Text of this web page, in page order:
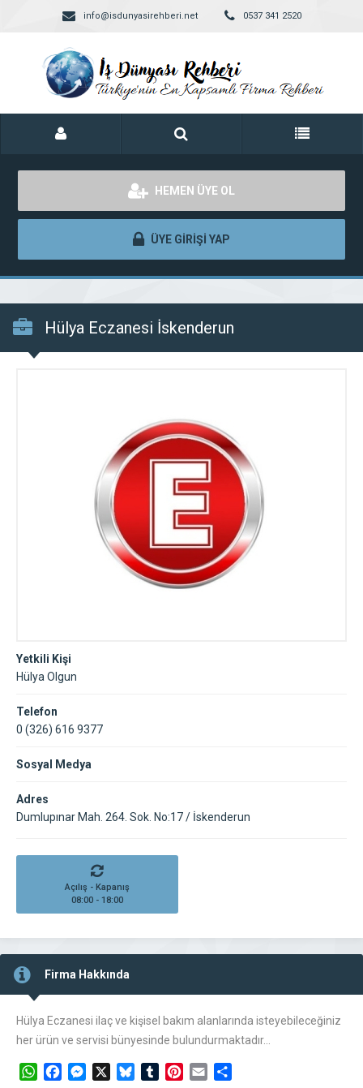
info@isdunyasirehberi.net 0537 341 2520
HEMEN ÜYE OL
ÜYE GİRİŞİ YAP
Hülya Eczanesi İskenderun
Yetkili Kişi
Hülya Olgun
Telefon
0 (326) 616 9377
Sosyal Medya
Adres
Dumlupınar Mah. 264. Sok. No:17 / İskenderun
Açılış - Kapanış
08:00 - 18:00
Firma Hakkında
Hülya Eczanesi ilaç ve kişisel bakım alanlarında isteyebileceğiniz
her ürün ve servisi bünyesinde bulundurmaktadır…
WhatsAppFacebookMessengerBlueskyTumblrPinterest
Email